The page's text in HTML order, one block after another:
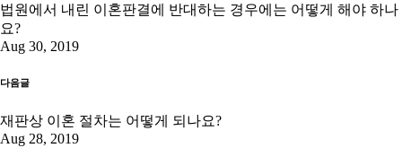
법원에서 내린 이혼판결에 반대하는 경우에는 어떻게 해야 하나
요?
Aug 30, 2019
다음글
재판상 이혼 절차는 어떻게 되나요?
Aug 28, 2019